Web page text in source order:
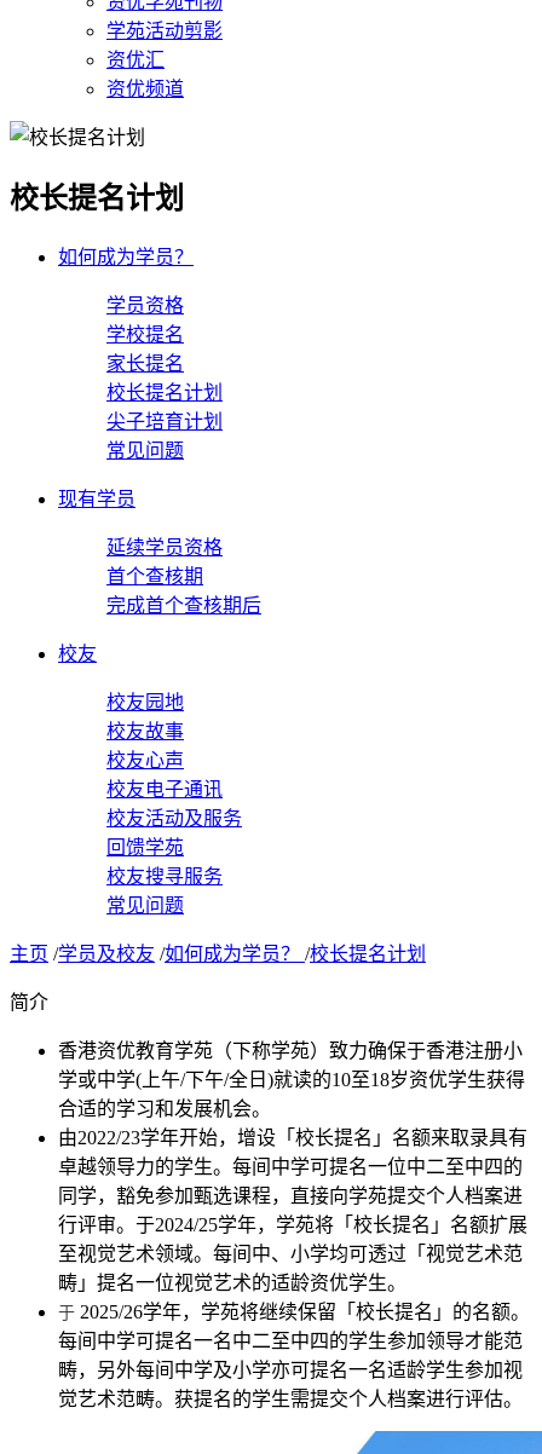
学苑活动剪影
资优汇
资优频道
校长提名计划
如何成为学员？
学员资格
学校提名
家长提名
校长提名计划
尖子培育计划
常见问题
现有学员
延续学员资格
首个查核期
完成首个查核期后
校友
校友园地
校友故事
校友心声
校友电子通讯
校友活动及服务
回馈学苑
校友搜寻服务
常见问题
主页 /学员及校友 /如何成为学员？ /校长提名计划
简介
香港资优教育学苑（下称学苑）致力确保于香港注册小
学或中学(上午/下午/全日)就读的10至18岁资优学生获得
合适的学习和发展机会。
由2022/23学年开始，增设「校长提名」名额来取录具有
卓越领导力的学生。每间中学可提名一位中二至中四的
同学，豁免参加甄选课程，直接向学苑提交个人档案进
行评审。于2024/25学年，学苑将「校长提名」名额扩展
至视觉艺术领域。每间中、小学均可透过「视觉艺术范
畴」提名一位视觉艺术的适龄资优学生。
于 2025/26学年，学苑将继续保留「校长提名」的名额。
每间中学可提名一名中二至中四的学生参加领导才能范
畴，另外每间中学及小学亦可提名一名适龄学生参加视
觉艺术范畴。获提名的学生需提交个人档案进行评估。